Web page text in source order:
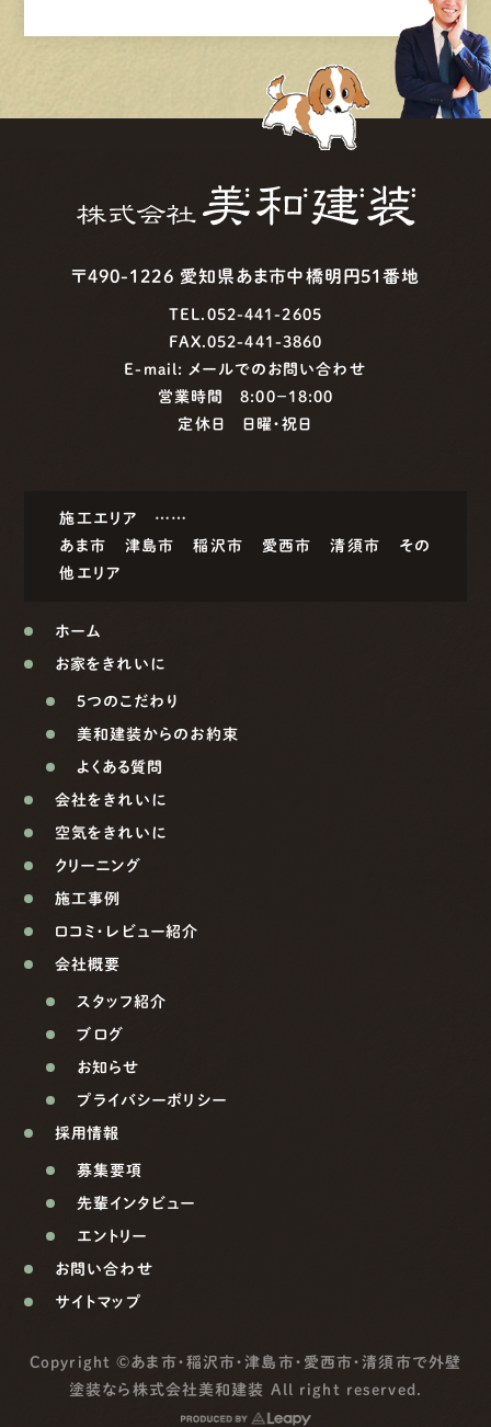
〒490-1226 愛知県あま市中橋明円51番地
TEL.052-441-2605
FAX.052-441-3860
E-mail: メールでのお問い合わせ
営業時間 8:00−18:00
定休日 日曜・祝日
施工エリア ……
あま市
津島市 稲沢市 愛西市 清須市
その
他エリア
ホーム
お家をきれいに
5つのこだわり
美和建装からのお約束
よくある質問
会社をきれいに
空気をきれいに
クリーニング
施工事例
口コミ・レビュー紹介
会社概要
スタッフ紹介
ブログ
お知らせ
プライバシーポリシー
採用情報
募集要項
先輩インタビュー
エントリー
お問い合わせ
サイトマップ
Copyright ©あま市・稲沢市・津島市・愛西市・清須市で外壁
塗装なら株式会社美和建装 All right reserved.